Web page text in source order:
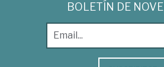
BOLETÍN DE